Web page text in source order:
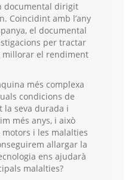
documental dirigit
Coincidint amb l’any
el documental
per tractar
millorar el rendiment
més complexa
condicions de
la seva durada i
més anys, i això
i les malalties
allargar la
ens ajudarà
malalties?